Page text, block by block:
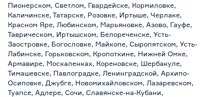
Пионерском, Светлом, Гвардейске, Кормиловке,
Каличинске, Татарске, Розовке, Иртыше, Черлаке,
Красном Яре, Любинском, Марьяновке, Азово, Гауфе,
Таврическом, Иртышском, Белореченске, Усть-
Заостровке, Богословке, Майкопе, Сыропятском, Усть-
Лабинске, Горьковском, Кропоткине, Нижней Омке,
Армавире, Москаленках, Кореновске, Шербакуле,
Тимашевске, Павлоградке, Ленинградской, Архипо-
Осиповке, Джубге, Новомихайловском, Лазаревском,
Туапсе, Адлере, Сочи, Славянске-на-Кубани,